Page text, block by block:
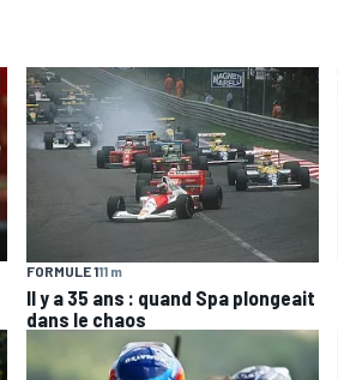
FORMULE 111 m
Il y a 35 ans : quand Spa plongeait
dans le chaos